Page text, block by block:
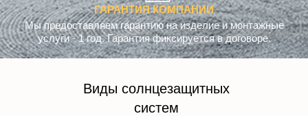
ГАРАНТИЯ КОМПАНИИ
Мы предоставляем гарантию на изделие и монтажные
услуги - 1 год. Гарантия фиксируется в договоре.
Виды солнцезащитных
систем